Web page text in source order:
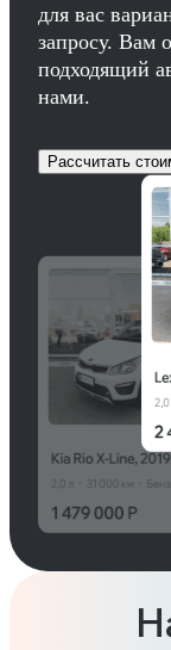
для вас
запросу. Вам
подходящий
нами.
Рассчитать